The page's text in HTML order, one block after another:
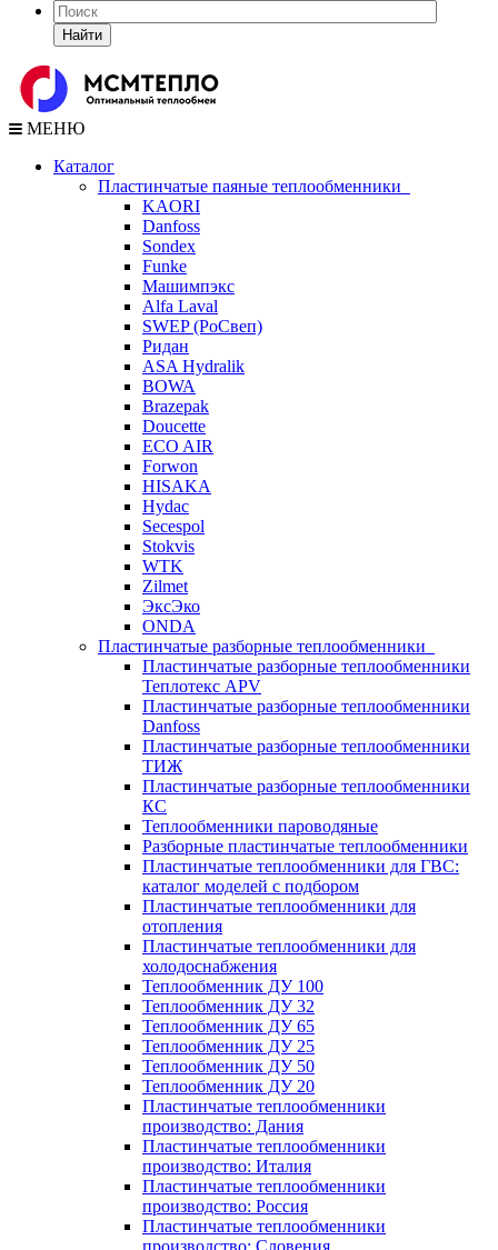
Найти
МЕНЮ
Каталог
Пластинчатые паяные теплообменники
KAORI
Danfoss
Sondex
Funke
Машимпэкс
Alfa Laval
SWEP (РоСвеп)
Ридан
ASA Hydralik
BOWA
Brazepak
Doucette
ECO AIR
Forwon
HISAKA
Hydac
Secespol
Stokvis
WTK
Zilmet
ЭксЭко
ONDA
Пластинчатые разборные теплообменники
Пластинчатые разборные теплообменники
Теплотекс APV
Пластинчатые разборные теплообменники
Danfoss
Пластинчатые разборные теплообменники
ТИЖ
Пластинчатые разборные теплообменники
КC
Теплообменники пароводяные
Разборные пластинчатые теплообменники
Пластинчатые теплообменники для ГВС:
каталог моделей с подбором
Пластинчатые теплообменники для
отопления
Пластинчатые теплообменники для
холодоснабжения
Теплообменник ДУ 100
Теплообменник ДУ 32
Теплообменник ДУ 65
Теплообменник ДУ 25
Теплообменник ДУ 50
Теплообменник ДУ 20
Пластинчатые теплообменники
производство: Дания
Пластинчатые теплообменники
производство: Италия
Пластинчатые теплообменники
производство: Россия
Пластинчатые теплообменники
производство: Словения